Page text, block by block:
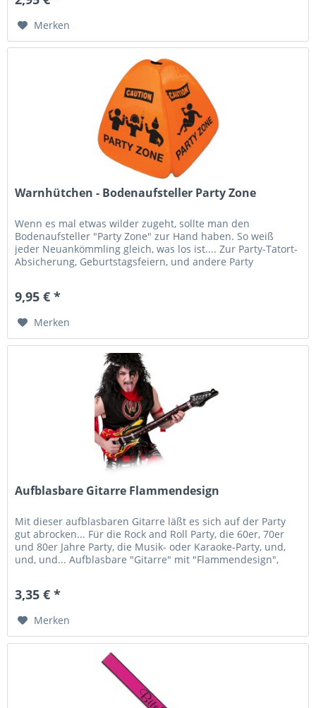
Merken
Warnhütchen - Bodenaufsteller Party Zone
Wenn es mal etwas wilder zugeht, sollte man den
Bodenaufsteller "Party Zone" zur Hand haben. So weiß
jeder Neuankömmling gleich, was los ist.... Zur Party-Tatort-
Absicherung, Geburtstagsfeiern, und andere Party
9,95 € *
Merken
Aufblasbare Gitarre Flammendesign
Mit dieser aufblasbaren Gitarre läßt es sich auf der Party
gut abrocken... Für die Rock and Roll Party, die 60er, 70er
und 80er Jahre Party, die Musik- oder Karaoke-Party, und,
und, und... Aufblasbare "Gitarre" mit "Flammendesign",
3,35 € *
Merken